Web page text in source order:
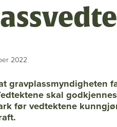
2022
gravplassmyndigheten
skal
før vedtektene